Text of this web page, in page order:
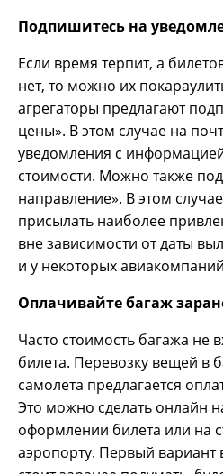
Подпишитесь на
Если время терпит, а
нет, то можно их
агрегаторы предлагают
цены». В этом случае на
уведомления с
стоимости. Можно также
направление». В этом
присылать наиболее
вне зависимости от даты
и у некоторых
Оплачивайте багаж
Часто стоимость багажа не
билета. Перевозку вещей в
самолета предлагается
Это можно сделать онлайн
оформлении билета или на
аэропорту. Первый вариант